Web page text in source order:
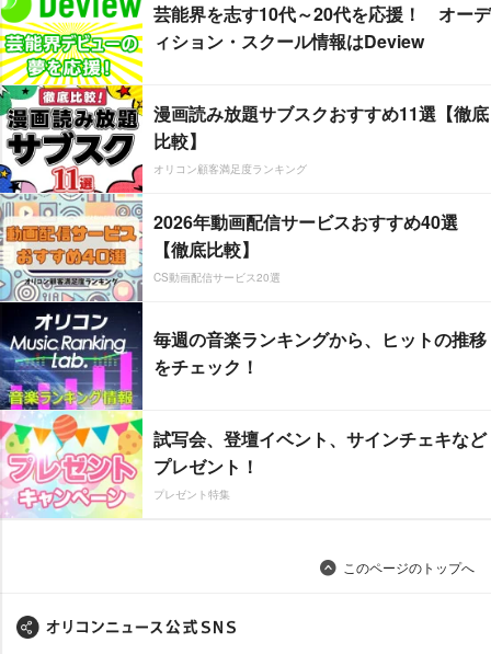
芸能界を志す10代～20代を応援！ オーデ
ィション・スクール情報はDeview
漫画読み放題サブスクおすすめ11選【徹底
比較】
オリコン顧客満足度ランキング
2026年動画配信サービスおすすめ40選
【徹底比較】
CS動画配信サービス20選
毎週の音楽ランキングから、ヒットの推移
をチェック！
試写会、登壇イベント、サインチェキなど
プレゼント！
プレゼント特集
このページのトップへ